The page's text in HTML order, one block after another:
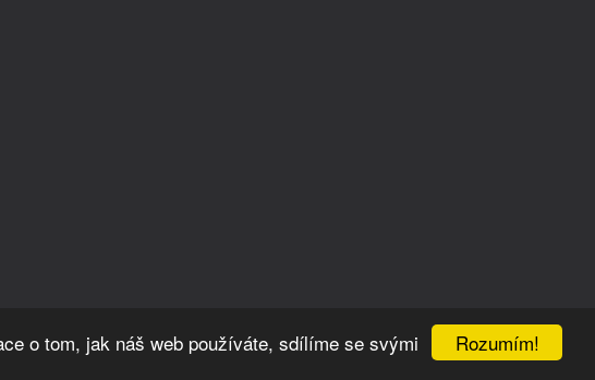
Rozumím!
o tom, jak náš web používáte, sdílíme se svými